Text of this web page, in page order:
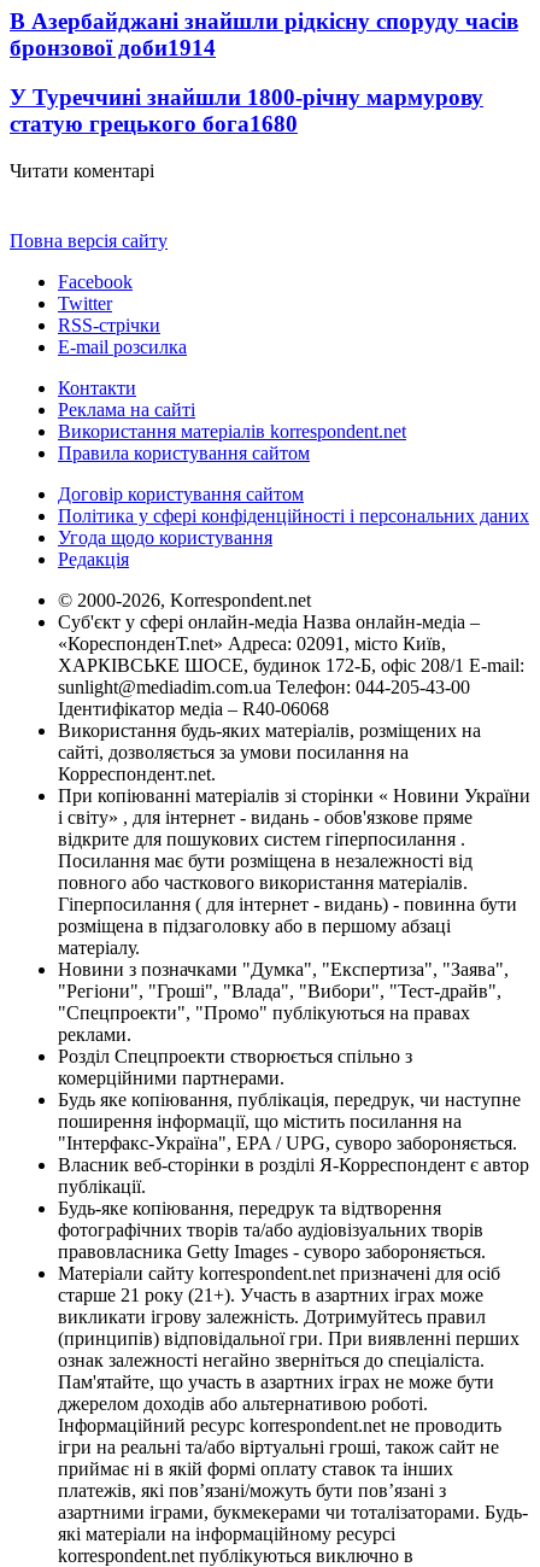
В Азербайджані знайшли рідкісну споруду часів
бронзової доби1914
У Туреччині знайшли 1800-річну мармурову
статую грецького бога1680
Читати коментарі
Повна версія сайту
Facebook
Twitter
RSS-стрічки
E-mail розсилка
Контакти
Реклама на сайті
Використання матеріалів korrespondent.net
Правила користування сайтом
Договір користування сайтом
Політика у сфері конфіденційності і персональних даних
Угода щодо користування
Редакція
© 2000-2026, Korrespondent.net
Суб'єкт у сфері онлайн-медіа Назва онлайн-медіа –
«КореспонденТ.net» Адреса: 02091, місто Київ,
ХАРКІВСЬКЕ ШОСЕ, будинок 172-Б, офіс 208/1 E-mail:
sunlight@mediadim.com.ua Телефон: 044-205-43-00
Ідентифікатор медіа – R40-06068
Використання будь-яких матеріалів, розміщених на
сайті, дозволяється за умови посилання на
Корреспондент.net.
При копіюванні матеріалів зі сторінки « Новини України
і світу» , для інтернет - видань - обов'язкове пряме
відкрите для пошукових систем гіперпосилання .
Посилання має бути розміщена в незалежності від
повного або часткового використання матеріалів.
Гіперпосилання ( для інтернет - видань) - повинна бути
розміщена в підзаголовку або в першому абзаці
матеріалу.
Новини з позначками "Думка", "Експертиза", "Заява",
"Регіони", "Гроші", "Влада", "Вибори", "Тест-драйв",
"Спецпроекти", "Промо" публікуються на правах
реклами.
Розділ Спецпроекти створюється спільно з
комерційними партнерами.
Будь яке копіювання, публікація, передрук, чи наступне
поширення інформації, що містить посилання на
"Інтерфакс-Україна", EPA / UPG, суворо забороняється.
Власник веб-сторінки в розділі Я-Корреспондент є автор
публікації.
Будь-яке копіювання, передрук та відтворення
фотографічних творів та/або аудіовізуальних творів
правовласника Getty Images - суворо забороняється.
Матеріали сайту korrespondent.net призначені для осіб
старше 21 року (21+). Участь в азартних іграх може
викликати ігрову залежність. Дотримуйтесь правил
(принципів) відповідальної гри. При виявленні перших
ознак залежності негайно зверніться до спеціаліста.
Пам'ятайте, що участь в азартних іграх не може бути
джерелом доходів або альтернативою роботі.
Інформаційний ресурс korrespondent.net не проводить
ігри на реальні та/або віртуальні гроші, також сайт не
приймає ні в якій формі оплату ставок та інших
платежів, які пов’язані/можуть бути пов’язані з
азартними іграми, букмекерами чи тоталізаторами. Будь-
які матеріали на інформаційному ресурсі
korrespondent.net публікуються виключно в